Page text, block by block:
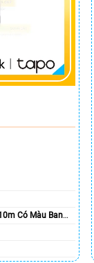
Có Màu Ban